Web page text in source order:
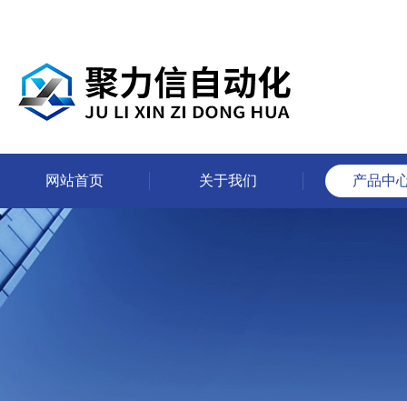
网站首页 关于我们 产品中